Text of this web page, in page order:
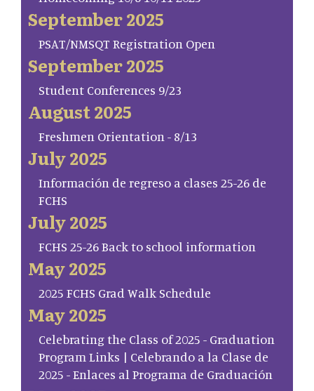
September 2025
PSAT/NMSQT Registration Open
September 2025
Student Conferences 9/23
August 2025
Freshmen Orientation - 8/13
July 2025
Información de regreso a clases 25-26 de
FCHS
July 2025
FCHS 25-26 Back to school information
May 2025
2025 FCHS Grad Walk Schedule
May 2025
Celebrating the Class of 2025 - Graduation
Program Links | Celebrando a la Clase de
2025 - Enlaces al Programa de Graduación